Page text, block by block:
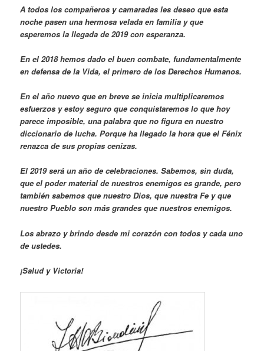
A todos los compañeros y camaradas les deseo que esta
noche pasen una hermosa velada en familia y que
esperemos la llegada de 2019 con esperanza.
En el 2018 hemos dado el buen combate, fundamentalmente
en defensa de la Vida, el primero de los Derechos Humanos.
En el año nuevo que en breve se inicia multiplicaremos
esfuerzos y estoy seguro que conquistaremos lo que hoy
parece imposible, una palabra que no figura en nuestro
diccionario de lucha. Porque ha llegado la hora que el Fénix
renazca de sus propias cenizas.
El 2019 será un año de celebraciones. Sabemos, sin duda,
que el poder material de nuestros enemigos es grande, pero
también sabemos que nuestro Dios, que nuestra Fe y que
nuestro Pueblo son más grandes que nuestros enemigos.
Los abrazo y brindo desde mi corazón con todos y cada uno
de ustedes.
¡Salud y Victoria!